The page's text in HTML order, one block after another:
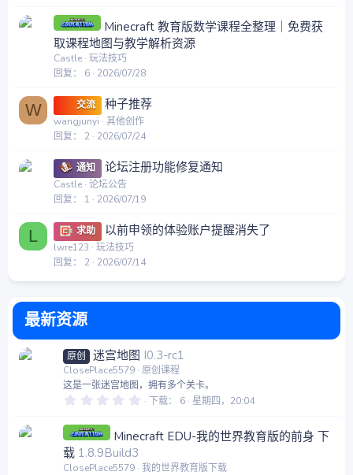
Minecraft 教育版数学课程全整理｜免费获
取课程地图与教学解析资源
Castle 玩法技巧
回复
6 2026/07/28
W 交流 种子推荐
wangjunyi
其他创作
回复
2 2026/07/24
通知 论坛注册功能修复通知
Castle 论坛公告
回复
1 2026/07/19
L 求助 以前申领的体验账户提醒消失了
lwre123
玩法技巧
回复
2 2026/07/14
最新资源
原创 迷宫地图 I0.3-rc1
ClosePlace5579 原创课程
这是一张迷宫地图，拥有多个关卡。
0
0
星
下载 6 星期四，20:04
Minecraft EDU-我的世界教育版的前身 下
载 1.8.9Build3
ClosePlace5579 我的世界教育版下载